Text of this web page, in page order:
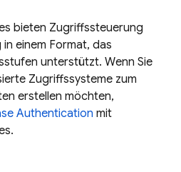
bieten Zugriffssteuerung
einem Format, das
unterstützt. Wenn Sie
Zugriffssysteme zum
erstellen möchten,
Authentication mit
.